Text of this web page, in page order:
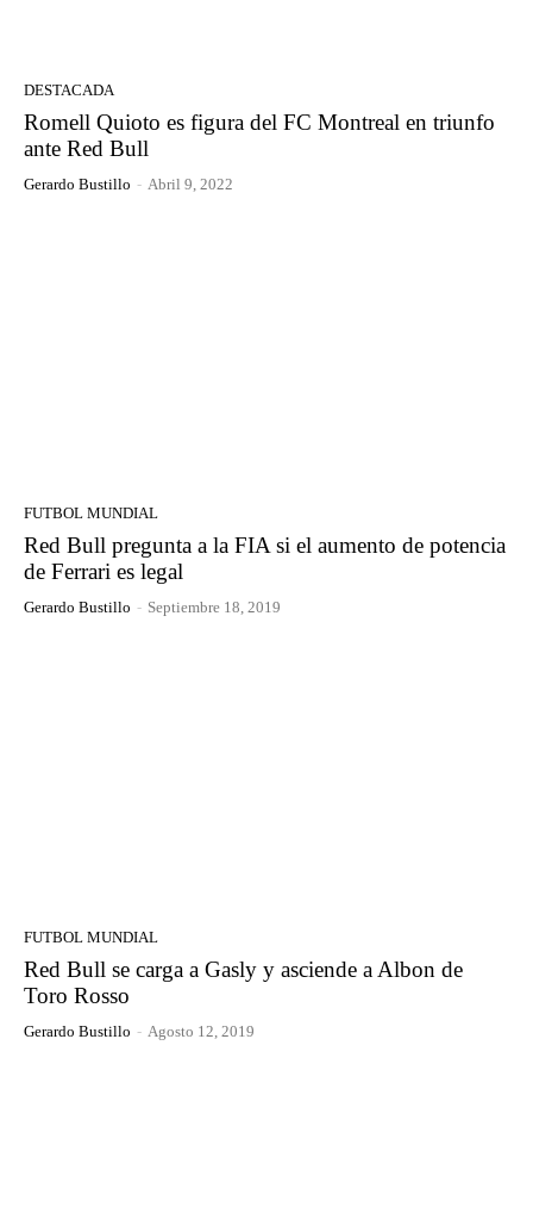
DESTACADA
Romell Quioto es figura del FC Montreal en triunfo
ante Red Bull
Gerardo Bustillo - Abril 9, 2022
FUTBOL MUNDIAL
Red Bull pregunta a la FIA si el aumento de potencia
de Ferrari es legal
Gerardo Bustillo - Septiembre 18, 2019
FUTBOL MUNDIAL
Red Bull se carga a Gasly y asciende a Albon de
Toro Rosso
Gerardo Bustillo - Agosto 12, 2019